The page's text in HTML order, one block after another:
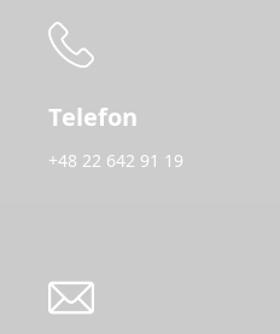
Telefon
+48 22 642 91 19